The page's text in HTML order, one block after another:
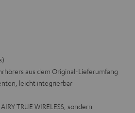
aus dem Original-Lieferumfang
leicht integrierbar
TRUE WIRELESS, sondern